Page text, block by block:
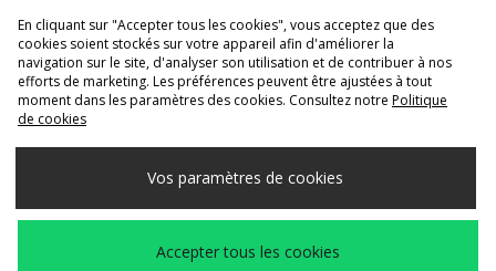
polaire Solo Swoosh
Avant115,00€
65,00€
Nike SB Short de
45,00€
En cliquant sur "Accepter tous les cookies", vous acceptez que des
cookies soient stockés sur votre appareil afin d'améliorer la
navigation sur le site, d'analyser son utilisation et de contribuer à nos
efforts de marketing. Les préférences peuvent être ajustées à tout
moment dans les paramètres des cookies. Consultez notre Politique
de cookies
Vos paramètres de cookies
Accepter tous les cookies